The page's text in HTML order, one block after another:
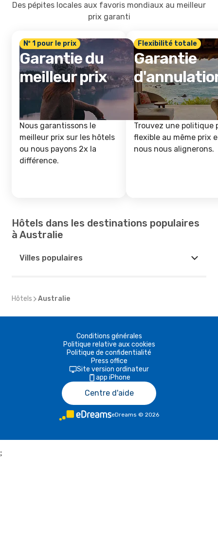
Des pépites locales aux favoris mondiaux au meilleur
prix garanti
Nº 1 pour le prix
Garantie du
meilleur prix
Nous garantissons le
meilleur prix sur les hôtels
ou nous payons 2x la
différence.
Flexibilité totale
Garantie
Trouvez une politique
flexible au même prix
nous nous alignerons.
Hôtels dans les destinations populaires
à Australie
Villes populaires
Hôtels Australie
Conditions générales
Politique relative aux cookies
Politique de confidentialité
Press office
Site version ordinateur
app iPhone
Centre d'aide
eDreams © 2026
;